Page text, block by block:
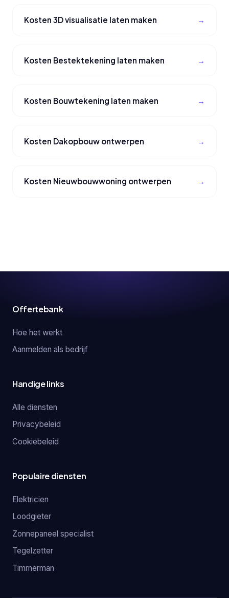
Kosten 3D visualisatie laten maken
Kosten Bestektekening laten maken
Kosten Bouwtekening laten maken
Kosten Dakopbouw ontwerpen
Kosten Nieuwbouwwoning ontwerpen
Offertebank
Hoe het werkt
Aanmelden als bedrijf
Handige links
Alle diensten
Privacybeleid
Cookiebeleid
Populaire diensten
Elektricien
Loodgieter
Zonnepaneel specialist
Tegelzetter
Timmerman